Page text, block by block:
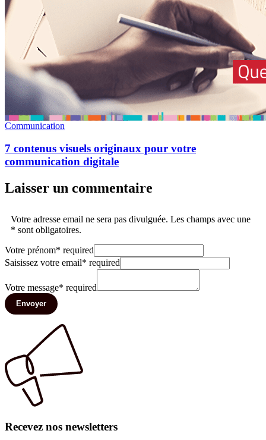
Communication
7 contenus visuels originaux pour votre
communication digitale
Laisser un commentaire
Votre adresse email ne sera pas divulguée. Les champs avec une
* sont obligatoires.
Votre prénom* required
Saisissez votre email* required
Votre message* required
Envoyer
Recevez nos newsletters